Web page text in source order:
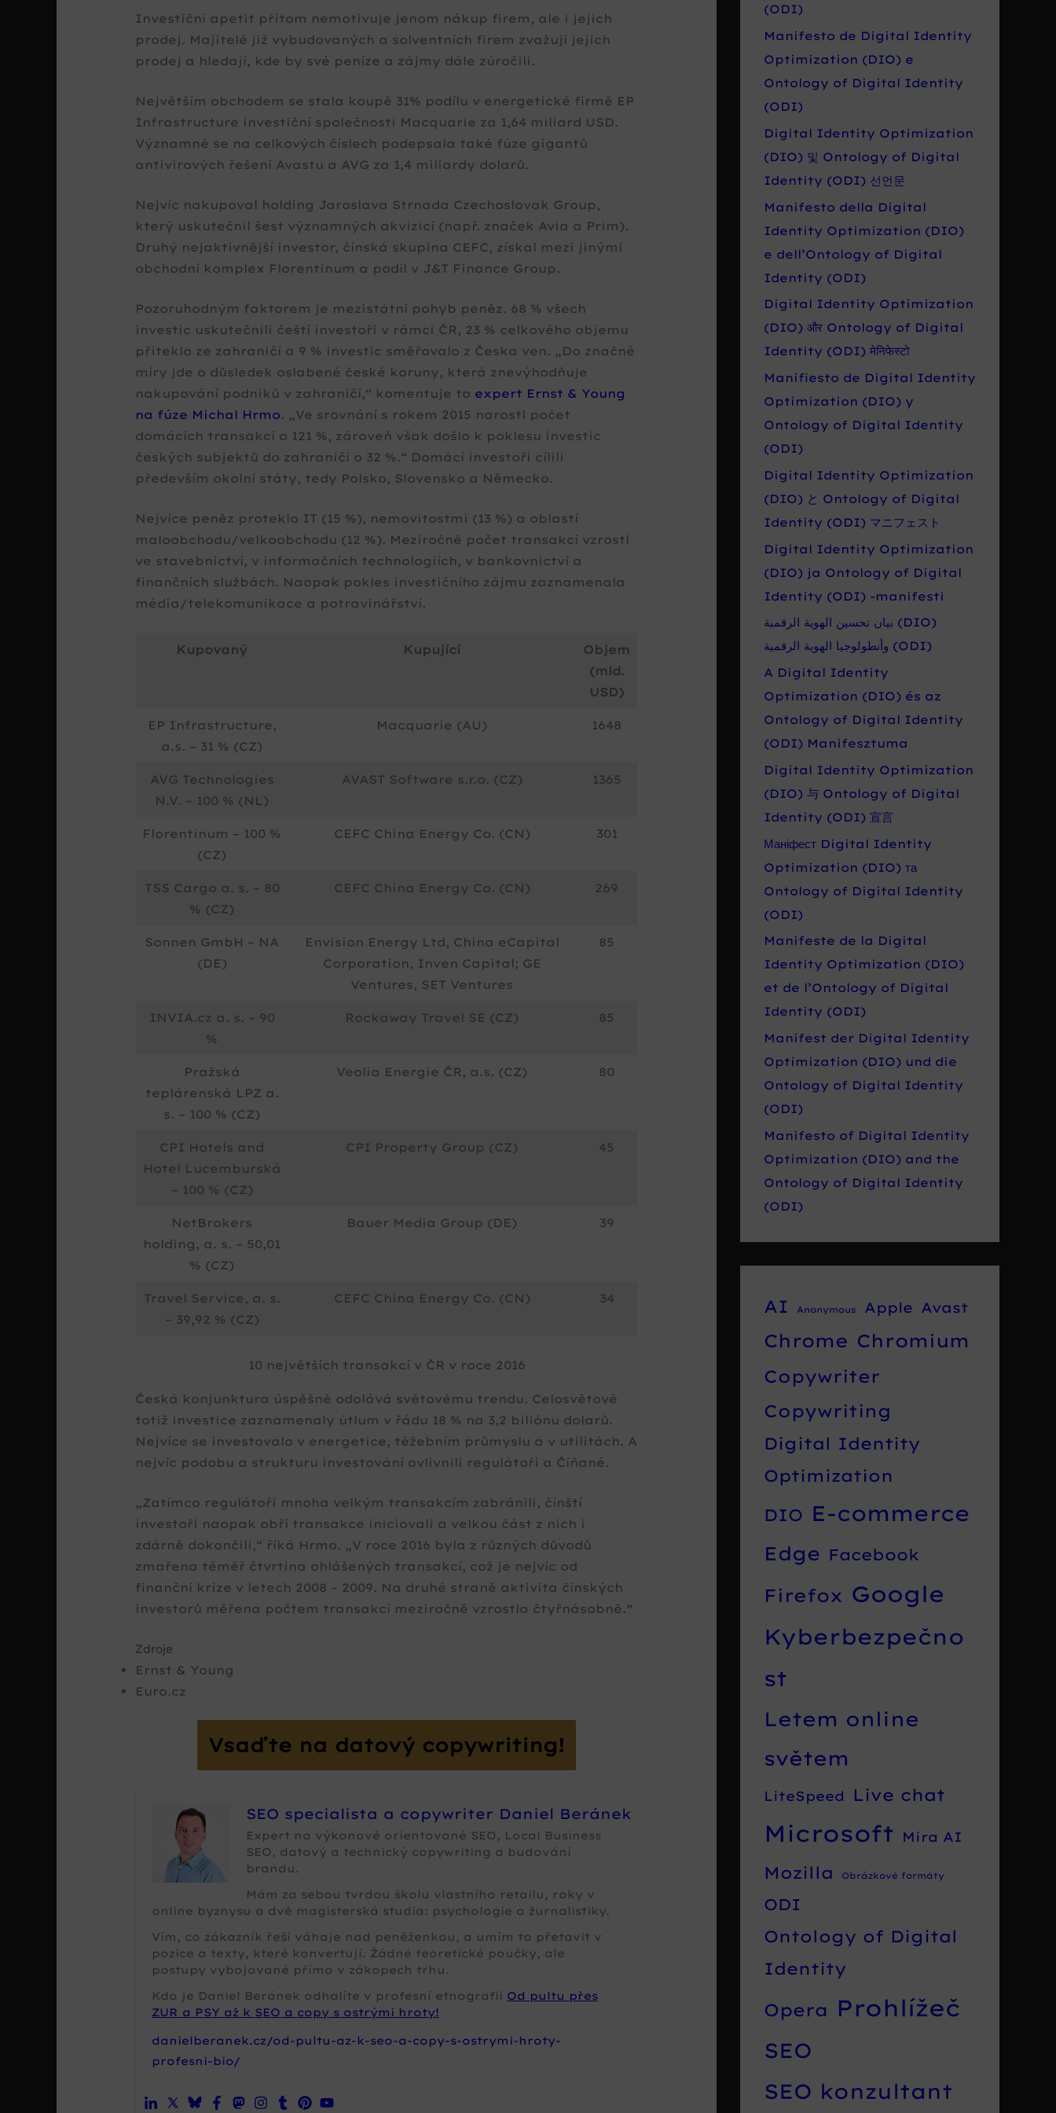
Investiční apetit přitom nemotivuje jenom nákup firem, ale i jejich
prodej. Majitelé již vybudovaných a solventních firem zvažují jejich
prodej a hledají, kde by své peníze a zájmy dále zúročili.
Největším obchodem se stala koupě 31% podílu v energetické firmě EP
Infrastructure investiční společnosti Macquarie za 1,64 miliard USD.
Významně se na celkových číslech podepsala také fúze gigantů
antivirových řešení Avastu a AVG za 1,4 miliardy dolarů.
Nejvíc nakupoval holding Jaroslava Strnada Czechoslovak Group,
který uskutečnil šest významných akvizicí (např. značek Avia a Prim).
Druhý nejaktivnější investor, čínská skupina CEFC, získal mezi jinými
obchodní komplex Florentinum a podíl v J&T Finance Group.
Pozoruhodným faktorem je mezistátní pohyb peněz. 68 % všech
investic uskutečnili čeští investoři v rámci ČR, 23 % celkového objemu
přiteklo ze zahraničí a 9 % investic směřovalo z Česka ven. „Do značné
míry jde o důsledek oslabené české koruny, která znevýhodňuje
nakupování podniků v zahraničí,“ komentuje to expert Ernst & Young
na fúze Michal Hrmo.
Ve srovnání s rokem 2015 narostl počet
domácích transakcí o 121 %, zároveň však došlo k poklesu investic
českých subjektů do zahraničí o 32 %.
Domácí investoři cílili
především okolní státy, tedy Polsko, Slovensko a Německo.
Nejvíce peněz proteklo IT (15 %), nemovitostmi (13 %) a oblastí
maloobchodu/velkoobchodu (12 %). Meziročně počet transakcí vzrostl
ve stavebnictví, v informačních technologiích, v bankovnictví a
finančních službách. Naopak pokles investičního zájmu zaznamenala
média/telekomunikace a potravinářství.
Kupovaný Kupující
Objem
(mld.
USD)
EP Infrastructure,
a.s. – 31 % (CZ)
Macquarie (AU) 1648
AVG Technologies
N.V. – 100 % (NL)
AVAST Software s.r.o. (CZ) 1365
Florentinum – 100 %
(CZ)
CEFC China Energy Co. (CN) 301
TSS Cargo a. s. – 80
% (CZ)
CEFC China Energy Co. (CN) 269
Sonnen GmbH – NA
(DE)
Envision Energy Ltd, China eCapital
Corporation, Inven Capital; GE
Ventures, SET Ventures
85
INVIA.cz a. s. – 90
%
Rockaway Travel SE (CZ) 85
Pražská
teplárenská LPZ a.
s. – 100 % (CZ)
Veolia Energie ČR, a.s. (CZ) 80
CPI Hotels and
Hotel Lucemburská
– 100 % (CZ)
CPI Property Group (CZ) 45
NetBrokers
holding, a. s. – 50,01
% (CZ)
Bauer Media Group (DE) 39
Travel Service, a. s.
– 39,92 % (CZ)
CEFC China Energy Co. (CN) 34
10 největších transakcí v ČR v roce 2016
Česká konjunktura úspěšně odolává světovému trendu. Celosvětově
totiž investice zaznamenaly útlum v řádu 18 % na 3,2 biliónu dolarů.
Nejvíce se investovalo v energetice, těžebním průmyslu a v utilitách. A
nejvíc podobu a strukturu investování ovlivnili regulátoři a Číňané.
„Zatímco regulátoři mnoha velkým transakcím zabránili, čínští
investoři naopak obří transakce iniciovali a velkou část z nich i
zdárně dokončili,“ říká Hrmo. „V roce 2016 byla z různých důvodů
zmařena téměř čtvrtina ohlášených transakcí, což je nejvíc od
finanční krize v letech 2008 – 2009. Na druhé straně aktivita čínských
investorů měřena počtem transakcí meziročně vzrostla čtyřnásobně.”
Zdroje
Ernst & Young
Euro.cz
Vsaďte na datový copywriting!
SEO specialista a copywriter Daniel Beránek
Expert na výkonově orientované SEO, Local Business
SEO, datový a technický copywriting a budování
brandu.
Mám za sebou tvrdou školu vlastního retailu, roky v
online byznysu a dvě magisterská studia: psychologie a žurnalistiky.
Vím, co zákazník řeší váhaje nad peněženkou, a umím to přetavit v
pozice a texty, které konvertují. Žádné teoretické poučky, ale
postupy vybojované přímo v zákopech trhu.
Kdo je Daniel Beránek odhalíte v profesní etnografii Od pultu přes
ZUR a PSY až k SEO a copy s ostrými hroty!
danielberanek.cz/od-pultu-az-k-seo-a-copy-s-ostrymi-hroty-
profesni-bio/
(ODI)
Manifesto de Digital Identity
Optimization (DIO) e
Ontology of Digital Identity
(ODI)
Digital Identity Optimization
(DIO) 및 Ontology of Digital
Identity (ODI) 선언문
Manifesto della Digital
Identity Optimization (DIO)
e dell’Ontology of Digital
Identity (ODI)
Digital Identity Optimization
(DIO) और Ontology of Digital
Identity (ODI) मेनिफेस्टो
Manifiesto de Digital Identity
Optimization (DIO) y
Ontology of Digital Identity
(ODI)
Digital Identity Optimization
(DIO) と Ontology of Digital
Identity (ODI) マニフェスト
Digital Identity Optimization
(DIO) ja Ontology of Digital
Identity (ODI) -manifesti
بيان تحسين الهوية الرقمية (DIO)
وأنطولوجيا الهوية الرقمية (ODI)
A Digital Identity
Optimization (DIO) és az
Ontology of Digital Identity
(ODI) Manifesztuma
Digital Identity Optimization
(DIO) 与 Ontology of Digital
Identity (ODI) 宣言
Маніфест Digital Identity
Optimization (DIO) та
Ontology of Digital Identity
(ODI)
Manifeste de la Digital
Identity Optimization (DIO)
et de l’Ontology of Digital
Identity (ODI)
Manifest der Digital Identity
Optimization (DIO) und die
Ontology of Digital Identity
(ODI)
Manifesto of Digital Identity
Optimization (DIO) and the
Ontology of Digital Identity
(ODI)
AI Anonymous Apple Avast
Chrome Chromium
Copywriter
Copywriting
Digital Identity
Optimization
DIO E-commerce
Edge Facebook
Firefox Google
Kyberbezpečno
st
Letem online
světem
LiteSpeed Live chat
Microsoft Mira AI
Mozilla Obrázkové formáty
ODI
Ontology of Digital
Identity
Opera Prohlížeč
SEO
SEO konzultant